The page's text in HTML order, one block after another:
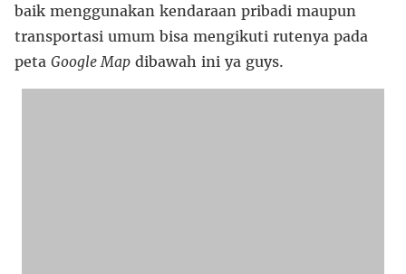
baik menggunakan kendaraan pribadi maupun
transportasi umum bisa mengikuti rutenya pada
peta Google Map dibawah ini ya guys.